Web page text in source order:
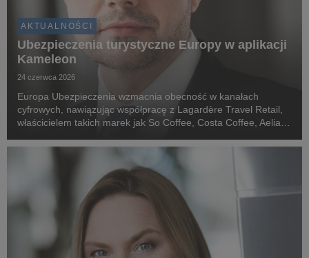
AKTUALNOŚCI
Ubezpieczenia turystyczne Europy w aplikacji
Kameleon
24 czerwca 2026
Europa Ubezpieczenia wzmacnia obecność w kanałach
cyfrowych, nawiązując współpracę z Lagardère Travel Retail,
właścicielem takich marek jak So Coffee, Costa Coffee, Aelia
partnerstwa ubezpieczenie turystyczne Travel World ...